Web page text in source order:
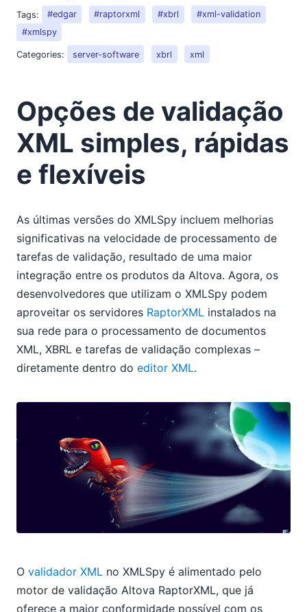
Tags:
#edgar #raptorxml #xbrl
#xml-validation
#xmlspy
Categories: server-software xbrl xml
Opções de validação
XML simples, rápidas
e flexíveis
As últimas versões do XMLSpy incluem melhorias
significativas na velocidade de processamento de
tarefas de validação, resultado de uma maior
integração entre os produtos da Altova. Agora, os
desenvolvedores que utilizam o XMLSpy podem
aproveitar os servidores RaptorXML instalados na
sua rede para o processamento de documentos
XML, XBRL e tarefas de validação complexas –
diretamente dentro do editor XML.
O validador XML no XMLSpy é alimentado pelo
motor de validação Altova RaptorXML, que já
oferece a maior conformidade possível com os